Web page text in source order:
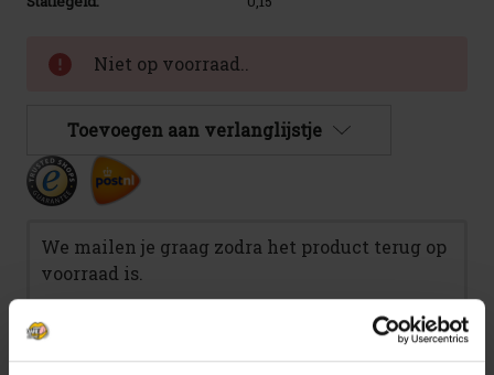
voorraad: Niet op voorraad..
Toevoegen aan verlanglijstje
We mailen je graag zodra het product terug op
voorraad is.